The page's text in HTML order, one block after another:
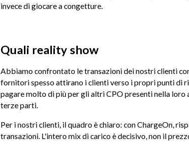
invece di giocare a congetture.
Quali reality show
Abbiamo confrontato le transazioni dei nostri clienti
fornitori spesso attirano i clienti verso i propri punti di
pagare molto di più per gli altri CPO presenti nella
terze parti.
Per i nostri clienti, il quadro è chiaro: con ChargeOn,
transazioni. L'intero mix di carico è decisivo, non il